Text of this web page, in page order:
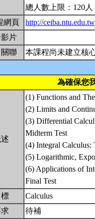
總人數上限：120人
網頁
http://
片
聯
本課程尚未建立核
為確保您
(1) Functions and
(2) Limits and
(3) Differential
Midterm Test
(4) Integral Calculus:
(5) Logarithmic,
(6) Applications of
Final Test
Calculus
待補